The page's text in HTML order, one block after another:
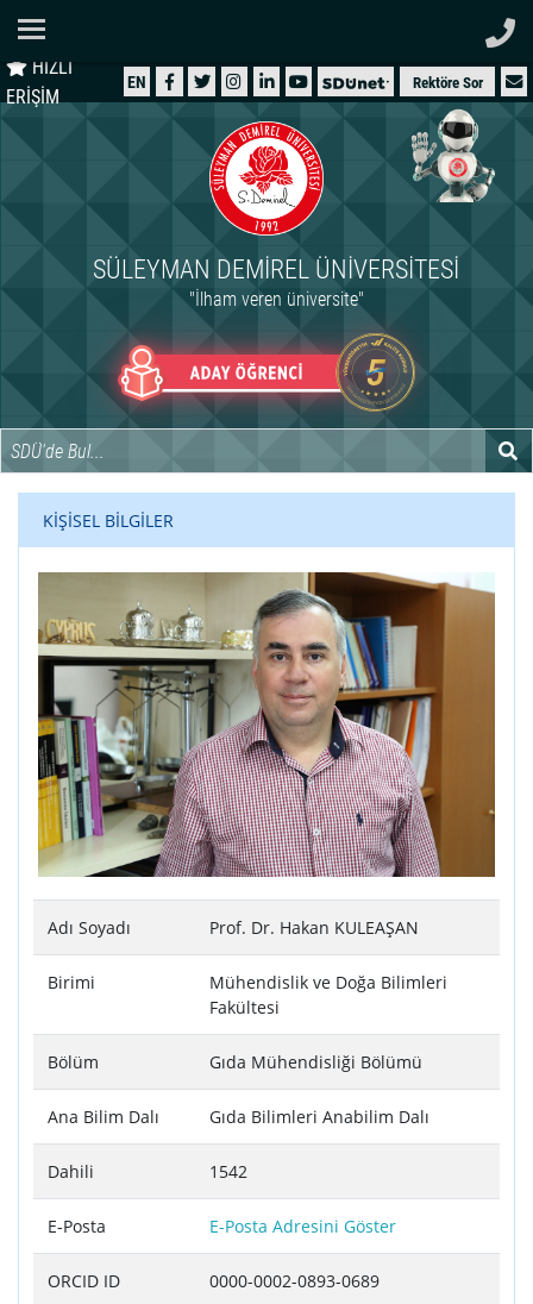
HIZLI
ERİŞİM
EN Rektöre Sor
SÜLEYMAN DEMIREL ÜNIVERSITESI
"İlham veren üniversite"
ÜNİVERSİTEMİZ
İDARİ
ARAŞTIRMA
INTERNATIONAL
KİŞİSEL BİLGİLER
Adı Soyadı Prof. Dr. Hakan KULEAŞAN
Birimi
Mühendislik ve Doğa Bilimleri
Fakültesi
Bölüm Gıda Mühendisliği Bölümü
Ana Bilim Dalı Gıda Bilimleri Anabilim Dalı
Dahili 1542
E-Posta E-Posta Adresini Göster
ORCID ID 0000-0002-0893-0689